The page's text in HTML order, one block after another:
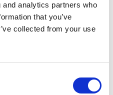
analytics partners who
that you’ve
collected from your use
betyder att ni måste
komma till formuläret.
* måste fyllas i samt att